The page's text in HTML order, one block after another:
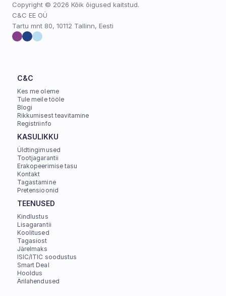
C&C
Kes me oleme
Tule meile tööle
Blogi
Rikkumisest teavitamine
Registriinfo
KASULIKKU
Üldtingimused
Tootjagarantii
Erakopeerimise tasu
Kontakt
Tagastamine
Pretensioonid
TEENUSED
Kindlustus
Lisagarantii
Koolitused
Tagasiost
Järelmaks
ISIC/ITIC soodustus
Smart Deal
Hooldus
Ärilahendused
Copyright © 2026 Kõik õigused kaitstud.
C&C EE OÜ
Tartu mnt 80, 10112 Tallinn, Eesti